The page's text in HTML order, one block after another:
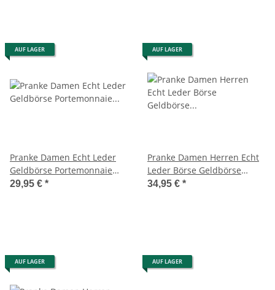
AUF LAGER
Pranke Damen Echt Leder
Geldbörse Portemonnaie
Geldbeutel Brieftasche
29,95 € *
AUF LAGER
Pranke Damen Herren Echt
Leder Börse Geldbörse
Portemonnaie Geldbeutel
34,95 € *
AUF LAGER AUF LAGER